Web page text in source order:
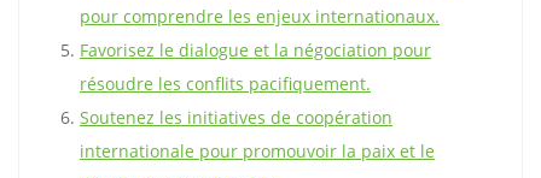
pour comprendre les enjeux internationaux.
Favorisez le dialogue et la négociation pour
résoudre les conflits pacifiquement.
Soutenez les initiatives de coopération
internationale pour promouvoir la paix et le